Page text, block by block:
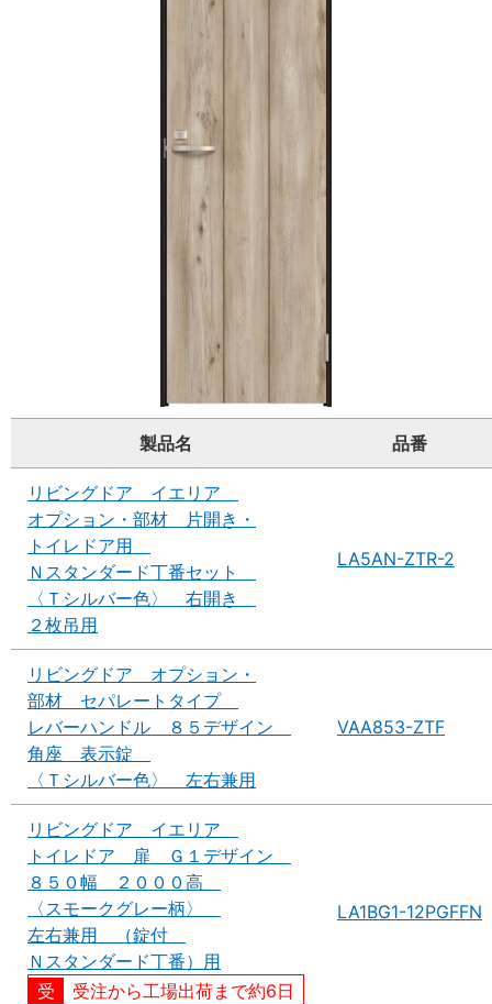
製品名 品番
リビングドア イエリア
オプション・部材 片開き・
トイレドア用
Ｎスタンダード丁番セット
〈Ｔシルバー色〉 右開き
２枚吊用
LA5AN-ZTR-2
リビングドア オプション・
部材 セパレートタイプ
レバーハンドル ８５デザイン
角座 表示錠
〈Ｔシルバー色〉 左右兼用
VAA853-ZTF
リビングドア イエリア
トイレドア 扉 Ｇ１デザイン
８５０幅 ２０００高
〈スモークグレー柄〉
左右兼用 （錠付
Ｎスタンダード丁番）用
受注から工場出荷まで約6日
LA1BG1-12PGFFN